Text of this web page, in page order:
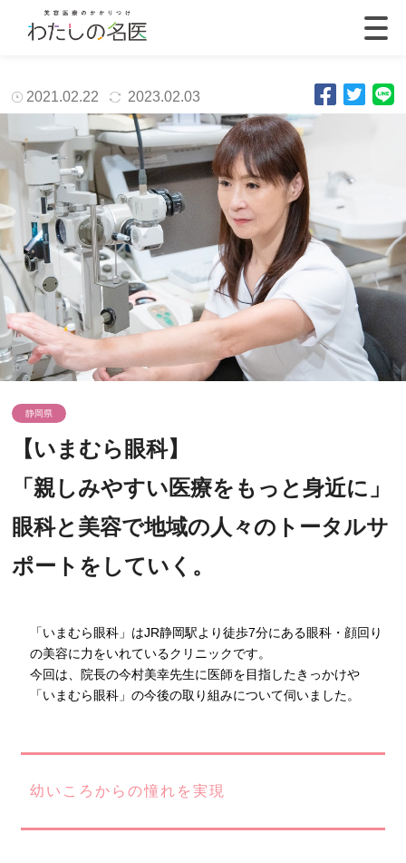
2021.02.22 2023.02.03
静岡県
【いまむら眼科】
「親しみやすい医療をもっと身近に」
眼科と美容で地域の人々のトータルサ
ポートをしていく。
「いまむら眼科」はJR静岡駅より徒歩7分にある眼科・顔回り
の美容に力をいれているクリニックです。
今回は、院長の今村美幸先生に医師を目指したきっかけや
「いまむら眼科」の今後の取り組みについて伺いました。
幼いころからの憧れを実現